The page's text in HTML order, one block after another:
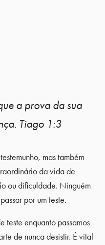
a prova da sua
Tiago 1:3
mas também
da vida de
ou dificuldade. Ninguém
por um teste.
teste enquanto passamos
de nunca desistir. É vital